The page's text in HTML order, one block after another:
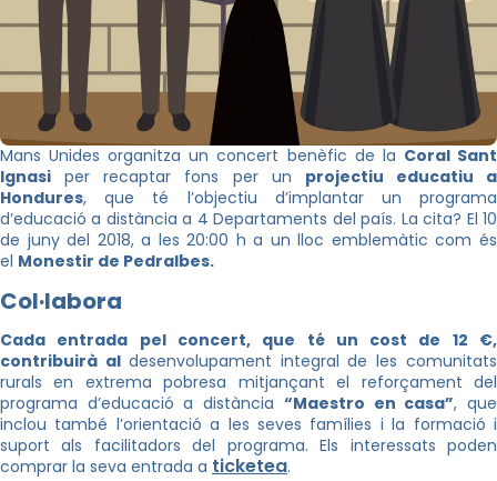
Mans Unides organitza un concert benèfic de la Coral Sant
Ignasi per recaptar fons per un projectiu educatiu a
Hondures, que té l’objectiu d’implantar un programa
d’educació a distància a 4 Departaments del país. La cita? El 10
de juny del 2018, a les 20:00 h a un lloc emblemàtic com és
el Monestir de Pedralbes.
Col·labora
Cada entrada pel concert, que té un cost de 12 €,
contribuirà al desenvolupament integral de les comunitats
rurals en extrema pobresa mitjançant el reforçament del
programa d’educació a distància “Maestro en casa”, que
inclou també l’orientació a les seves famílies i la formació i
suport als facilitadors del programa. Els interessats poden
comprar la seva entrada a ticketea.